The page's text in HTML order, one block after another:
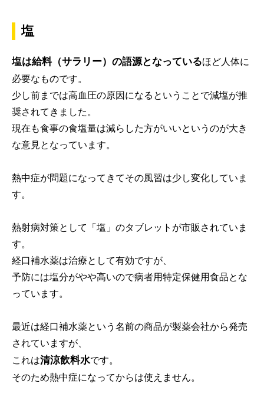
塩
塩は給料（サラリー）の語源となっているほど人体に
必要なものです。
少し前までは高血圧の原因になるということで減塩が推
奨されてきました。
現在も食事の食塩量は減らした方がいいというのが大き
な意見となっています。
熱中症が問題になってきてその風習は少し変化していま
す。
熱射病対策として「塩」のタブレットが市販されていま
す。
経口補水薬は治療として有効ですが、
予防には塩分がやや高いので病者用特定保健用食品とな
っています。
最近は経口補水薬という名前の商品が製薬会社から発売
されていますが、
これは清涼飲料水です。
そのため熱中症になってからは使えません。